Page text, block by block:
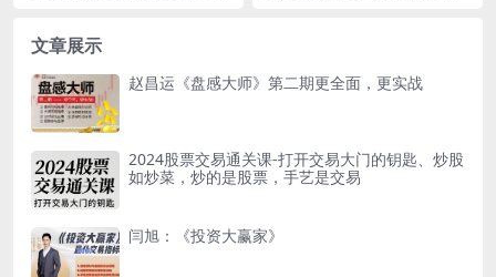
文章展示
赵昌运《盘感大师》第二期更全面，更实战
2024股票交易通关课-打开交易大门的钥匙、炒股
如炒菜，炒的是股票，手艺是交易
闫旭：《投资大赢家》